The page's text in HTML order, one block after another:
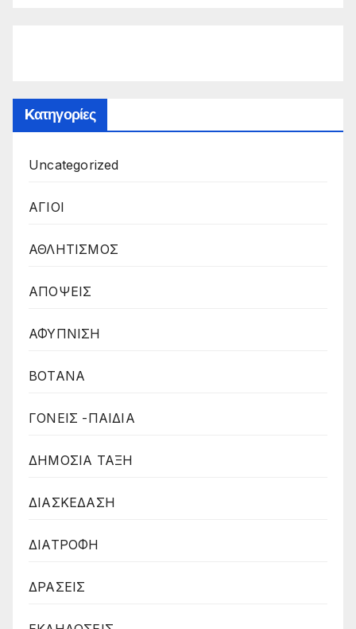
Kατηγορίες
Uncategorized
ΑΓΙΟΙ
ΑΘΛΗΤΙΣΜΟΣ
ΑΠΟΨΕΙΣ
ΑΦΥΠΝΙΣΗ
ΒΟΤΑΝΑ
ΓΟΝΕΙΣ -ΠΑΙΔΙΑ
ΔΗΜΟΣΙΑ ΤΑΞΗ
ΔΙΑΣΚΕΔΑΣΗ
ΔΙΑΤΡΟΦΗ
ΔΡΑΣΕΙΣ